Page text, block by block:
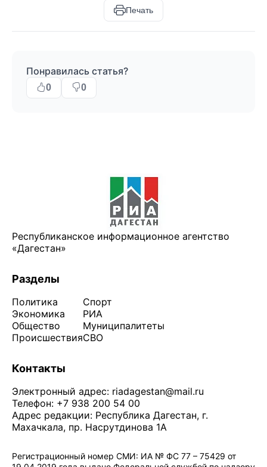
Печать
Понравилась статья?
0 0
Республиканское информационное агентство
«Дагестан»
Разделы
Политика
Экономика
Общество
Происшествия
Спорт
РИА
Муниципалитеты
СВО
Контакты
Электронный адрес: riadagestan@mail.ru
Телефон: +7 938 200 54 00
Адрес редакции: Республика Дагестан, г.
Махачкала, пр. Насрутдинова 1А
Регистрационный номер СМИ: ИА № ФС 77 – 75429 от